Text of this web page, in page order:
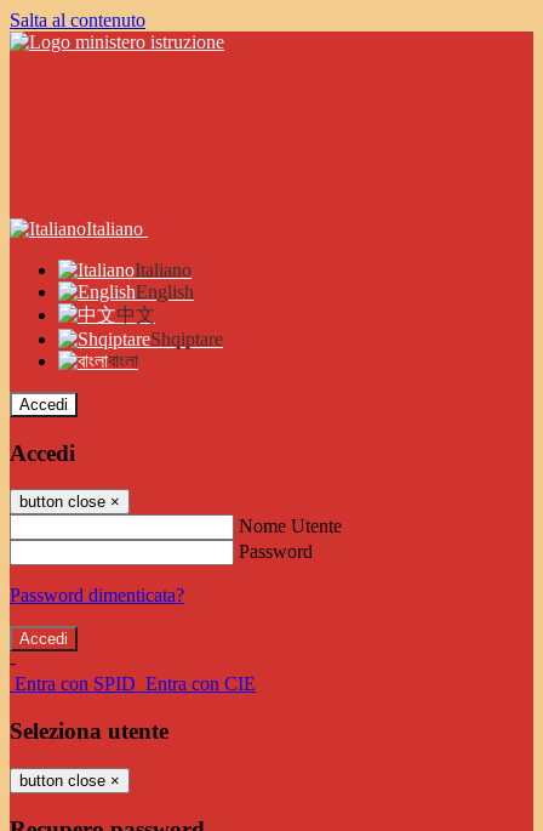
Salta al contenuto
Italiano
Italiano
English
中文
Shqiptare
বাংলা
Accedi
Accedi
button close ×
Nome Utente
Password
Password dimenticata?
-
Entra con SPID Entra con CIE
Seleziona utente
button close ×